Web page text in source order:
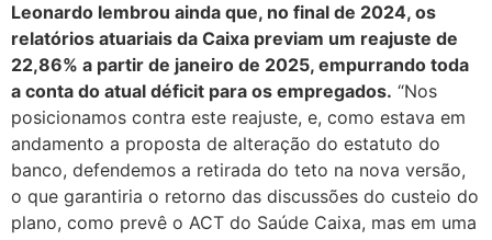
Leonardo lembrou ainda que, no final de 2024, os
relatórios atuariais da Caixa previam um reajuste de
22,86% a partir de janeiro de 2025, empurrando toda
a conta do atual déficit para os empregados. “Nos
posicionamos contra este reajuste, e, como estava em
andamento a proposta de alteração do estatuto do
banco, defendemos a retirada do teto na nova versão,
o que garantiria o retorno das discussões do custeio do
plano, como prevê o ACT do Saúde Caixa, mas em uma